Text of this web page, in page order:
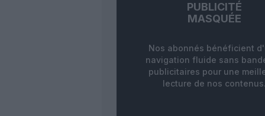
PUBLICITÉ
MASQUÉE
Nos abonnés bénéficient
navigation fluide sans
publicitaires pour une
lecture de nos contenus.